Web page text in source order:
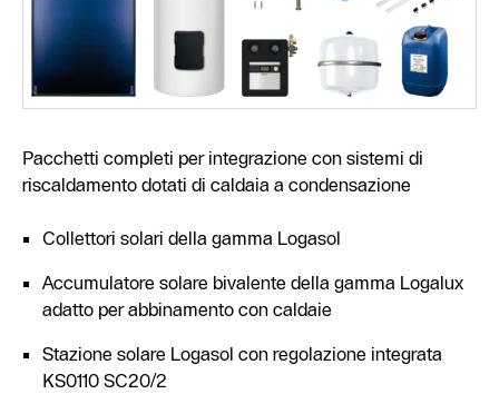
Pacchetti completi per integrazione con sistemi di
riscaldamento dotati di caldaia a condensazione
Collettori solari della gamma Logasol
Accumulatore solare bivalente della gamma Logalux
adatto per abbinamento con caldaie
Stazione solare Logasol con regolazione integrata
KS0110 SC20/2